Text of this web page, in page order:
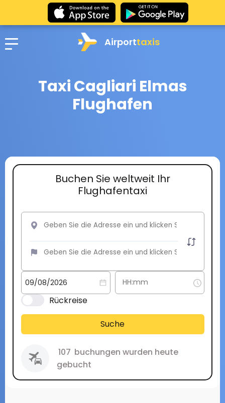
Airporttaxis
Taxi Cagliari Elmas
Flughafen
Buchen Sie weltweit Ihr
Flughafentaxi
Rückreise
Suche
107 buchungen wurden heute
gebucht